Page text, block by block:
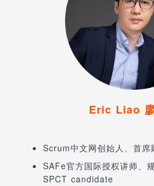
Eric Liao
Scrum中文网创始人、首席
SAFe官方国际授权讲师、
SPCT candidate